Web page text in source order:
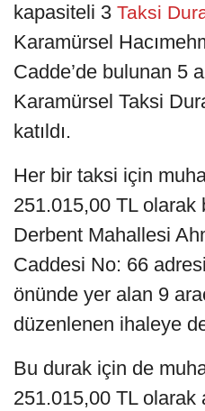
kapasiteli 3 Taksi
Karamürsel
Cadde’de bulunan 5
Karamürsel Taksi
katıldı.
Her bir taksi için
251.015,00 TL olarak
Derbent Mahallesi
Caddesi No: 66
önünde yer alan 9
düzenlenen ihaleye
Bu durak için de
251.015,00 TL olarak